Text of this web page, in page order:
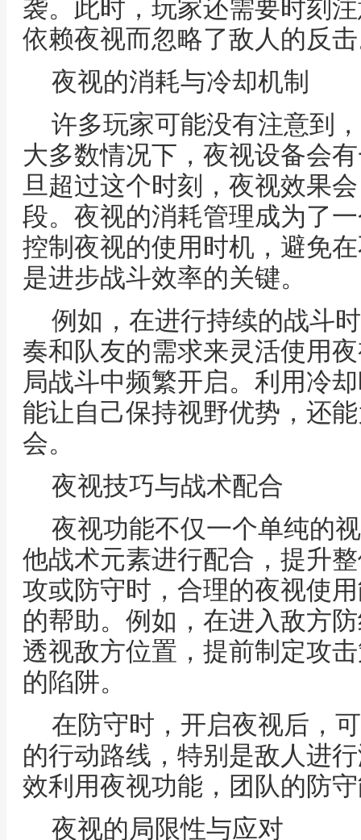
袭。此时，玩家还需要时刻
依赖夜视而忽略了敌人的反
夜视的消耗与冷却机制
许多玩家可能没有注意到
大多数情况下，夜视设备会
旦超过这个时刻，夜视效果
段。夜视的消耗管理成为了
控制夜视的使用时机，避免
是进步战斗效率的关键。
例如，在进行持续的战斗
奏和队友的需求来灵活使用
局战斗中频繁开启。利用冷
能让自己保持视野优势，还
会。
夜视技巧与战术配合
夜视功能不仅一个单纯的
他战术元素进行配合，提升
攻或防守时，合理的夜视使
的帮助。例如，在进入敌方
透视敌方位置，提前制定攻
的陷阱。
在防守时，开启夜视后，
的行动路线，特别是敌人进
效利用夜视功能，团队的防
夜视的局限性与应对